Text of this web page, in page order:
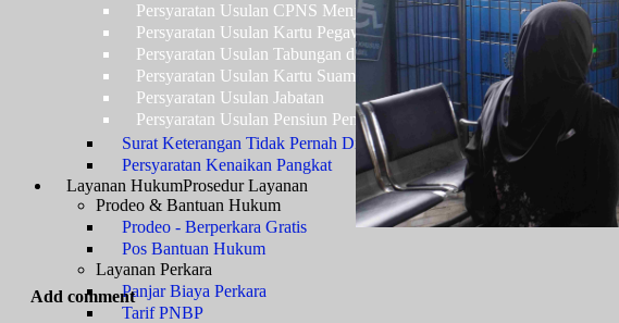
Persyaratan Usulan CPNS Menjadi PNS
Persyaratan Usulan Kartu Pegawai (KARPEG)
Persyaratan Usulan Tabungan dan Asuransi (TASPEN)
Persyaratan Usulan Kartu Suami (KARSU) atau Kartu Isteri (KARIS)
Persyaratan Usulan Jabatan
Persyaratan Usulan Pensiun Penuh
Surat Keterangan Tidak Pernah Dijatuhi Hukuman Disiplin
Persyaratan Kenaikan Pangkat
Layanan HukumProsedur Layanan
Prodeo & Bantuan Hukum
Prodeo - Berperkara Gratis
Pos Bantuan Hukum
Layanan Perkara
Panjar Biaya Perkara
Tarif PNBP
Add comment